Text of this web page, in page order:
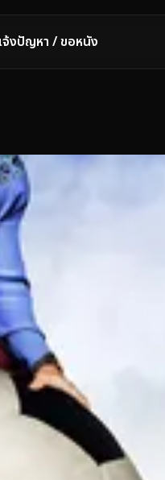
งปัญหา / ขอหนัง